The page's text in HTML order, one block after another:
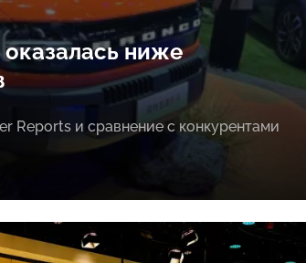
ниже
Reports и сравнение с конкурентами